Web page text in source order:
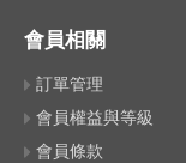
會員相關
訂單管理
會員權益與等級
會員條款